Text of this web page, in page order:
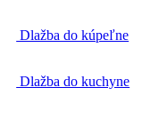
Dlažba do kúpeľne
Dlažba do kuchyne